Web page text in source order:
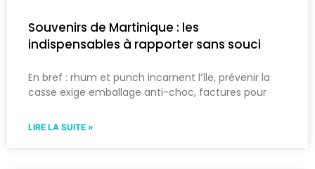
Souvenirs de Martinique : les
indispensables à rapporter sans souci
En bref : rhum et punch incarnent l’île, prévenir la
casse exige emballage anti-choc, factures pour
LIRE LA SUITE »